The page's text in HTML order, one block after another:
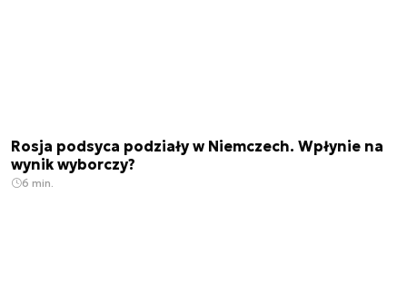
Rosja podsyca podziały w Niemczech. Wpłynie na
wynik wyborczy?
6 min.